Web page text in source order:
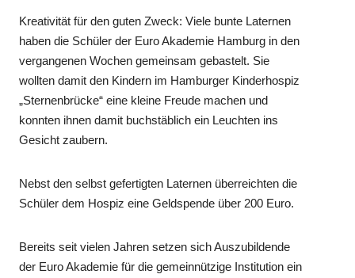
Kreativität für den guten Zweck: Viele bunte Laternen
haben die Schüler der Euro Akademie Hamburg in den
vergangenen Wochen gemeinsam gebastelt. Sie
wollten damit den Kindern im Hamburger Kinderhospiz
„Sternenbrücke“ eine kleine Freude machen und
konnten ihnen damit buchstäblich ein Leuchten ins
Gesicht zaubern.
Nebst den selbst gefertigten Laternen überreichten die
Schüler dem Hospiz eine Geldspende über 200 Euro.
Bereits seit vielen Jahren setzen sich Auszubildende
der Euro Akademie für die gemeinnützige Institution ein